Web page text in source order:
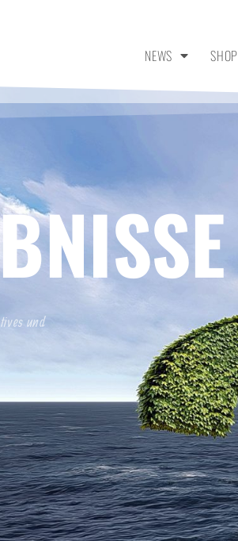
NEWS SHOP
und